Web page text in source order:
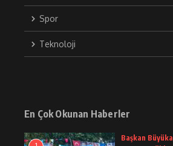
Spor
Teknoloji
En Çok Okunan Haberler
Başkan